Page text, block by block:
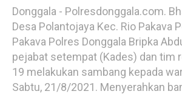
Donggala - Polresdonggala.com.
Desa Polantojaya Kec. Rio Pakava
Pakava Polres Donggala Bripka
pejabat setempat (Kades) dan tim
19 melakukan sambang kepada
Sabtu, 21/8/2021. Menyerahkan